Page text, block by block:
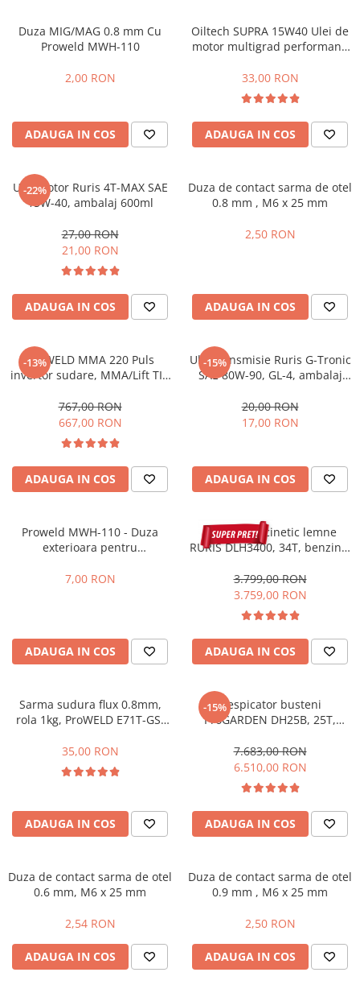
Pompe de suprafata
ulei, lichide alimentare
Pompe submersibile apa
murdara/menajera
Scari
Suflante frunze
Tocatoare crengi si furaje
Vitrine frigorifice
acumulator
Motoare electrice
Pistoale electrice de suflat aer cald
Polizoare electrice
Accesorii si consumabile polizoare
Accesorii si consumabile polizoare
unghiulare
Polizoare electrice de banc
Polizoare unghiulare electrice (flex)
ProWeld Professional
Redresoare si roboti de pornire
Slefuitoare electrice
Carote diamantate
Discuri diamantate
Masini de carotat
Ventilatoare industriale
Foarfeci
Duza MIG/MAG 0.8 mm Cu
Proweld MWH-110
2,00 RON
ADAUGA IN COS
Oiltech SUPRA 15W40 Ulei de
motor multigrad performant,
33,00 RON
ADAUGA IN COS
-22%
Ulei motor Ruris 4T-MAX SAE
15W-40, ambalaj 600ml
27,00 RON
21,00 RON
ADAUGA IN COS
Duza de contact sarma de otel
0.8 mm , M6 x 25 mm
2,50 RON
ADAUGA IN COS
-13%
ProWELD MMA 220 Puls
invertor sudare, MMA/Lift TIG
garantie 3 ani
767,00 RON
667,00 RON
ADAUGA IN COS
-15%
Ulei transmisie Ruris G-Tronic
SAE 80W-90, GL-4, ambalaj
20,00 RON
17,00 RON
ADAUGA IN COS
Proweld MWH-110 - Duza
exterioara pentru
7,00 RON
ADAUGA IN COS
Despicator cinetic lemne
RURIS DLH3400, 34T, benzina,
3.799,00 RON
3.759,00 RON
ADAUGA IN COS
Sarma sudura flux 0.8mm,
rola 1kg, ProWELD E71T-GS,
35,00 RON
ADAUGA IN COS
-15%Despicator busteni
ProGARDEN DH25B, 25T,
500mm + ulei hidraulic
Mannol si ulei motor
7.683,00 RON
6.510,00 RON
ADAUGA IN COS
Duza de contact sarma de otel
0.6 mm, M6 x 25 mm
2,54 RON
ADAUGA IN COS
Duza de contact sarma de otel
0.9 mm , M6 x 25 mm
2,50 RON
ADAUGA IN COS